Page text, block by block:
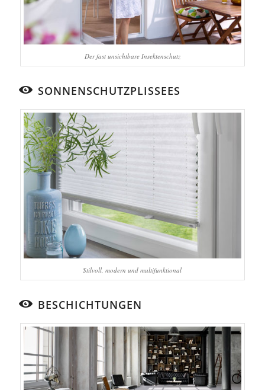
Der fast unsichtbare Insektenschutz
SONNENSCHUTZPLISSEES
Stilvoll, modern und multifunktional
BESCHICHTUNGEN